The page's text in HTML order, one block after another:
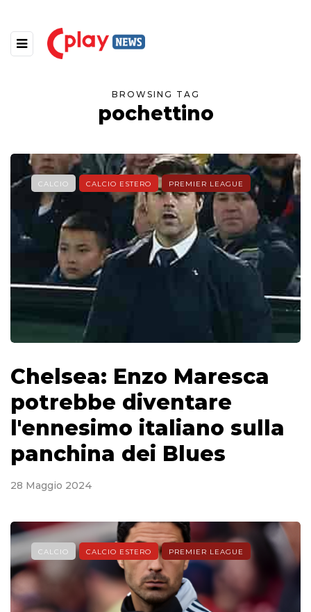
BROWSING TAG
pochettino
CALCIO CALCIO ESTERO PREMIER LEAGUE
Chelsea: Enzo Maresca
potrebbe diventare
l'ennesimo italiano sulla
panchina dei Blues
28 Maggio 2024
CALCIO CALCIO ESTERO PREMIER LEAGUE